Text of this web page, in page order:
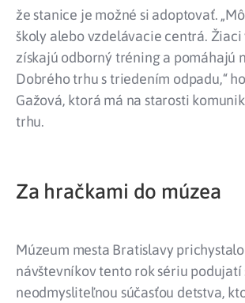
že stanice je možné si adoptovať.
školy alebo vzdelávacie centrá.
získajú odborný tréning a pomáhajú
Dobrého trhu s triedením odpadu,“
Gažová, ktorá má na starosti
trhu.
Za hračkami do múzea
Múzeum mesta Bratislavy
návštevníkov tento rok sériu podujatí
neodmysliteľnou súčasťou detstva,